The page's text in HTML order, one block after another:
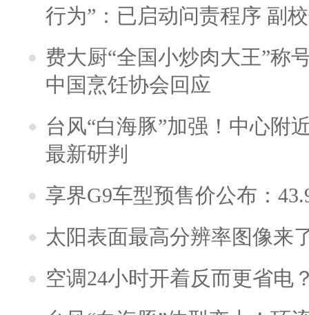
行为”：已启动问责程序 副
费大厨“全国小炒肉大王”称
中国烹饪协会回应
台风“白海豚”加强！中心附
最新研判
享界G9车型预售价公布：
太阳表面最高分辨率图像来
空调24小时开着反而更省电